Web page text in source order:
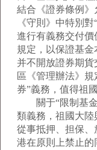
結合《證券條例
《守則》中特別
進行有義務交付價
規定，以保證基
并不開放證券期
區《管理辦法》
券”義務，值得祖
關于“限制基金
類義務，祖國大
從事抵押、担保
港在原則上禁止的